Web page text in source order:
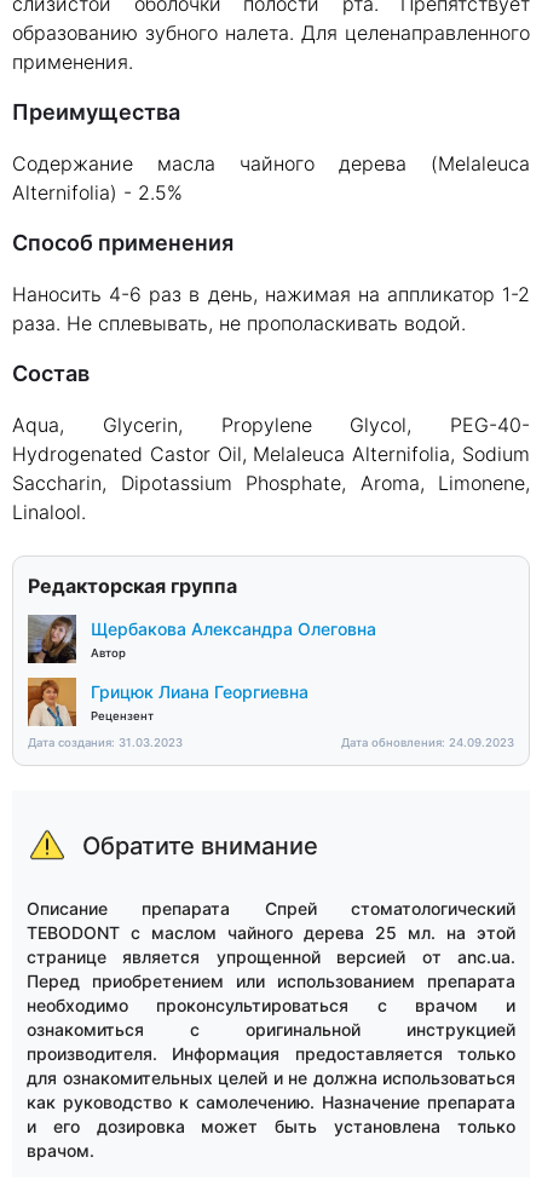
образованию зубного налета. Для целенаправленного
применения.
Преимущества
Содержание масла чайного дерева (Melaleuca
Alternifolia) - 2.5%
Способ применения
Наносить 4-6 раз в день, нажимая на аппликатор 1-2
раза. Не сплевывать, не прополаскивать водой.
Состав
Aqua, Glycerin, Propylene Glycol, PEG-40-
Hydrogenated Castor Oil, Melaleuca Alternifolia, Sodium
Saccharin, Dipotassium Phosphate, Aroma, Limonene,
Linalool.
Редакторская группа
Щербакова Александра Олеговна
Автор
Грицюк Лиана Георгиевна
Рецензент
Дата создания: 31.03.2023
Дата обновления: 24.09.2023
Обратите внимание
Описание препарата Спрей стоматологический
TEBODONT с маслом чайного дерева 25 мл. на этой
странице является упрощенной версией от anc.ua.
Перед приобретением или использованием препарата
необходимо проконсультироваться с врачом и
ознакомиться с оригинальной инструкцией
производителя. Информация предоставляется только
для ознакомительных целей и не должна использоваться
как руководство к самолечению. Назначение препарата
и его дозировка может быть установлена только
врачом.